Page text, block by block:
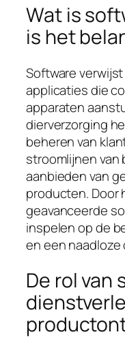
Wat is
is het
Software verwijst
applicaties die
apparaten
dierverzorging
beheren van
stroomlijnen
aanbieden van
producten. Door
geavanceerde
inspelen op de
en een naadloze
De rol van